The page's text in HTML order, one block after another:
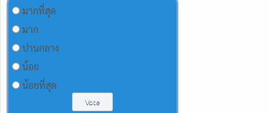
มากที่สุด
มาก
ปานกลาง
น้อย
น้อยที่สุด